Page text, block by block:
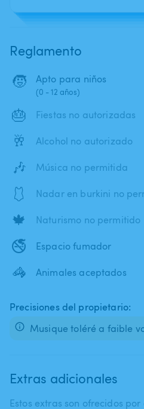
Reglamento
🧒 Apto para niños
(0 - 12 años)
🎂 Fiestas no autorizadas
🥂 Alcohol no autorizado
🎶 Música no permitida
🩱 Nadar en burkini no
🍁 Naturismo no permitido
🚭 Espacio fumador
🦓 Animales aceptados
Precisiones del propietario:
Musique toléré a faible
Extras adicionales
Estos extras son ofrecidos